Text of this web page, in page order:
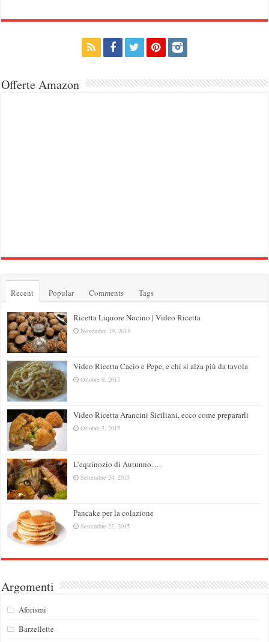
Offerte Amazon
Recent Popular Comments Tags
Ricetta Liquore Nocino | Video Ricetta
Novembre 19, 2015
Video Ricetta Cacio e Pepe, e chi si alza più da tavola
Ottobre 9, 2015
Video Ricetta Arancini Siciliani, ecco come prepararli
Ottobre 3, 2015
L’equinozio di Autunno….
Settembre 24, 2015
Pancake per la colazione
Settembre 22, 2015
Argomenti
Aforismi
Barzellette